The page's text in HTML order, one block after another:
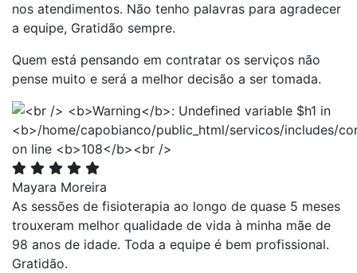
nos atendimentos. Não tenho palavras para agradecer
a equipe, Gratidão sempre.
Quem está pensando em contratar os serviços não
pense muito e será a melhor decisão a ser tomada.
Mayara Moreira
As sessões de fisioterapia ao longo de quase 5 meses
trouxeram melhor qualidade de vida à minha mãe de
98 anos de idade. Toda a equipe é bem profissional.
Gratidão.